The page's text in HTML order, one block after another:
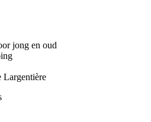
jong en oud
Largentière